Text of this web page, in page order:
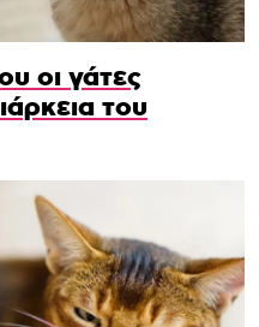
οι γάτες
του